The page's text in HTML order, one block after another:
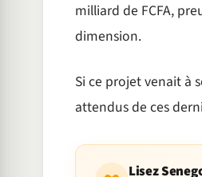
milliard de FCFA,
dimension.
Si ce projet venait à
attendus de ces
Lisez